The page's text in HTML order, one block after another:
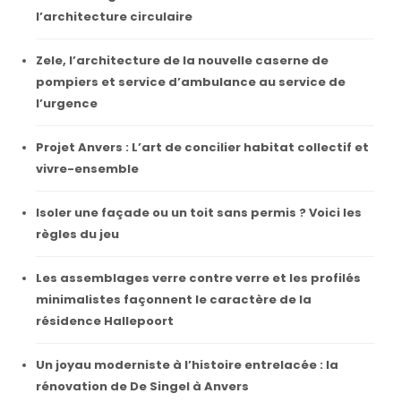
l’architecture circulaire
Zele, l’architecture de la nouvelle caserne de
pompiers et service d’ambulance au service de
l’urgence
Projet Anvers : L’art de concilier habitat collectif et
vivre-ensemble
Isoler une façade ou un toit sans permis ? Voici les
règles du jeu
Les assemblages verre contre verre et les profilés
minimalistes façonnent le caractère de la
résidence Hallepoort
Un joyau moderniste à l’histoire entrelacée : la
rénovation de De Singel à Anvers